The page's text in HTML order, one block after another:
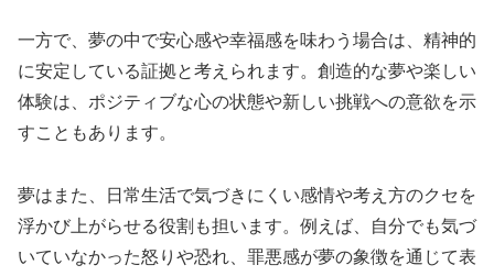
一方で、夢の中で安心感や幸福感を味わう場合は、精神的
に安定している証拠と考えられます。創造的な夢や楽しい
体験は、ポジティブな心の状態や新しい挑戦への意欲を示
すこともあります。
夢はまた、日常生活で気づきにくい感情や考え方のクセを
浮かび上がらせる役割も担います。例えば、自分でも気づ
いていなかった怒りや恐れ、罪悪感が夢の象徴を通じて表